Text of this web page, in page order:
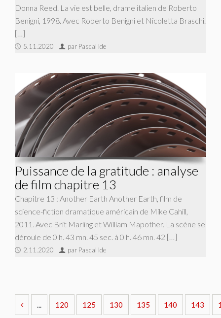
Donna Reed. La vie est belle, drame italien de Roberto
Benigni, 1998. Avec Roberto Benigni et Nicoletta Braschi.
[…]
5.11.2020 par Pascal Ide
Puissance de la gratitude : analyse
de film chapitre 13
Chapitre 13 : Another Earth Another Earth, film de
science-fiction dramatique américain de Mike Cahill,
2011. Avec Brit Marling et William Mapother. La scène se
déroule de 0 h. 43 mn. 45 sec. à 0 h. 46 mn. 42 […]
2.11.2020 par Pascal Ide
... 120 125 130 135 140 143